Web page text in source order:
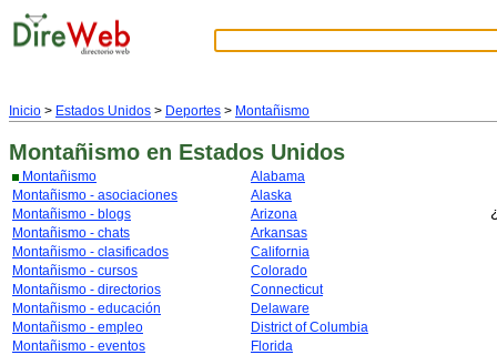
Inicio > Estados Unidos > Deportes > Montañismo
Montañismo en Estados Unidos
Montañismo
Montañismo - asociaciones
Montañismo - blogs
Montañismo - chats
Montañismo - clasificados
Montañismo - cursos
Montañismo - directorios
Montañismo - educación
Montañismo - empleo
Montañismo - eventos
Alabama
Alaska
Arizona
Arkansas
California
Colorado
Connecticut
Delaware
District of Columbia
Florida